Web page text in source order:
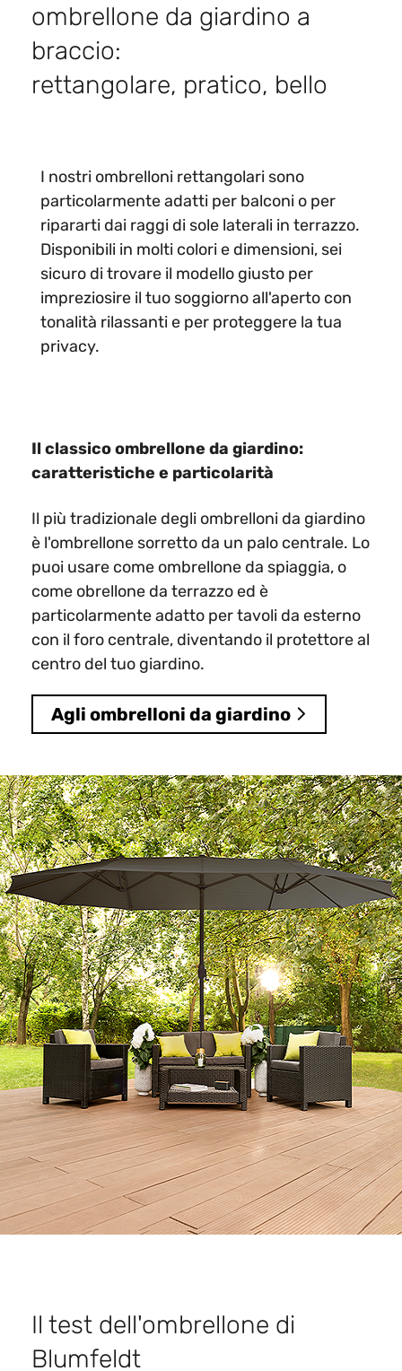
ombrellone da giardino a
braccio:
rettangolare, pratico, bello
I nostri ombrelloni rettangolari sono
particolarmente adatti per balconi o per
ripararti dai raggi di sole laterali in terrazzo.
Disponibili in molti colori e dimensioni, sei
sicuro di trovare il modello giusto per
impreziosire il tuo soggiorno all'aperto con
tonalità rilassanti e per proteggere la tua
privacy.​​
Il classico ombrellone da giardino:
caratteristiche e particolarità
Il più tradizionale degli ombrelloni da giardino
è l'ombrellone sorretto da un palo centrale. Lo
puoi usare come ombrellone da spiaggia, o
come obrellone da terrazzo ed è
particolarmente adatto per tavoli da esterno
con il foro centrale, diventando il protettore al
centro del tuo giardino.
Agli ombrelloni da giardino
Il test dell'ombrellone di
Blumfeldt​​